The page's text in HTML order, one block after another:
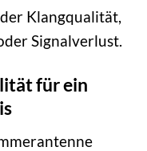
Klangqualität,
Signalverlust.
für ein